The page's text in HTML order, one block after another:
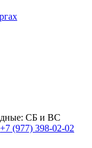
СБ и ВС
+7 (977) 398-02-02